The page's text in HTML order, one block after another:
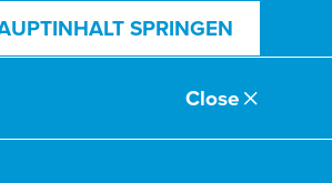
SPRINGEN
Close